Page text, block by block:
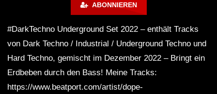
ABONNIEREN
#DarkTechno Underground Set 2022 – enthält Tracks
von Dark Techno / Industrial / Underground Techno und
Hard Techno, gemischt im Dezember 2022 – Bringt ein
Erdbeben durch den Bass! Meine Tracks:
https://www.beatport.com/artist/dope-